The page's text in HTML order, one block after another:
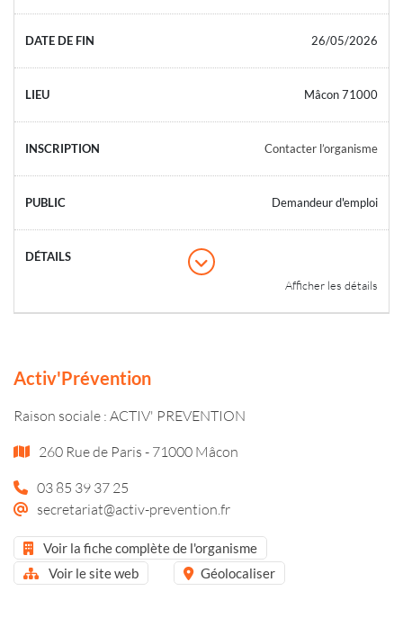
26/05/2026
Mâcon 71000
Contacter l’organisme
Demandeur d'emploi
Afficher les détails
Activ'Prévention
Raison sociale : ACTIV' PREVENTION
260 Rue de Paris - 71000 Mâcon
03 85 39 37 25
secretariat@activ-prevention.fr
Voir la fiche complète de l'organisme
Voir le site web
Géolocaliser